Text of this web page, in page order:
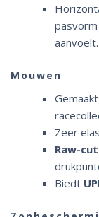
aanvoelt.
Mouwen
Zeer
Raw-
Biedt